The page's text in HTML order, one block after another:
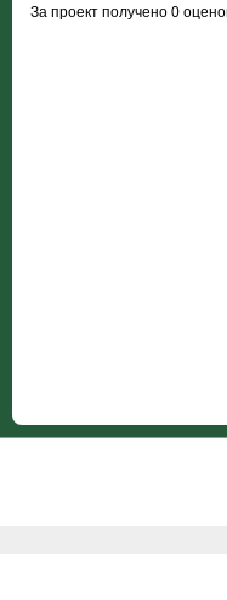
За проект получено 0